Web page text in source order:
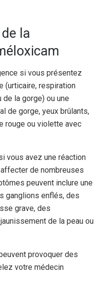
la
si vous présentez
(urticaire, respiration
la gorge) ou une
de gorge, yeux brûlants,
rouge ou violette avec
vous avez une réaction
de nombreuses
peuvent inclure une
ganglions enflés, des
grave, des
de la peau ou
provoquer des
votre médecin